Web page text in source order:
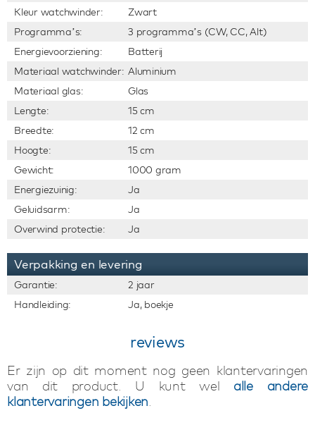
Kleur watchwinder:
Zwart
Programma’s:
3 programma’s (CW, CC, Alt)
Energievoorziening:
Batterij
Materiaal watchwinder: Aluminium
Materiaal glas:
Glas
Lengte:
15 cm
Breedte:
12 cm
Hoogte:
15 cm
Gewicht:
1000 gram
Energiezuinig:
Ja
Geluidsarm:
Ja
Overwind protectie:
Ja
Verpakking en levering
Garantie:
2 jaar
Handleiding:
Ja, boekje
reviews
Er zijn op dit moment nog geen klantervaringen
van dit product. U kunt wel alle andere
klantervaringen bekijken.